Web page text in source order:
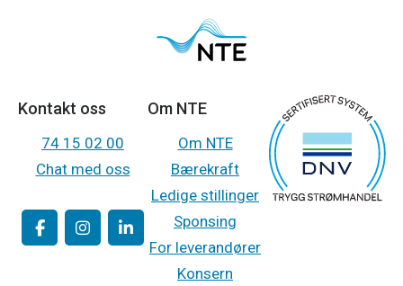
Kontakt oss
74 15 02 00
Chat med oss
Om NTE
Om NTE
Bærekraft
Ledige stillinger
Sponsing
For leverandører
Konsern